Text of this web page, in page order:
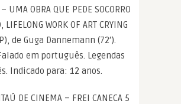
UMA OBRA QUE PEDE SOCORRO
LIFELONG WORK OF ART CRYING
de Guga Dannemann (72′).
em português. Legendas
Indicado para: 12 anos.
DE CINEMA – FREI CANECA 5